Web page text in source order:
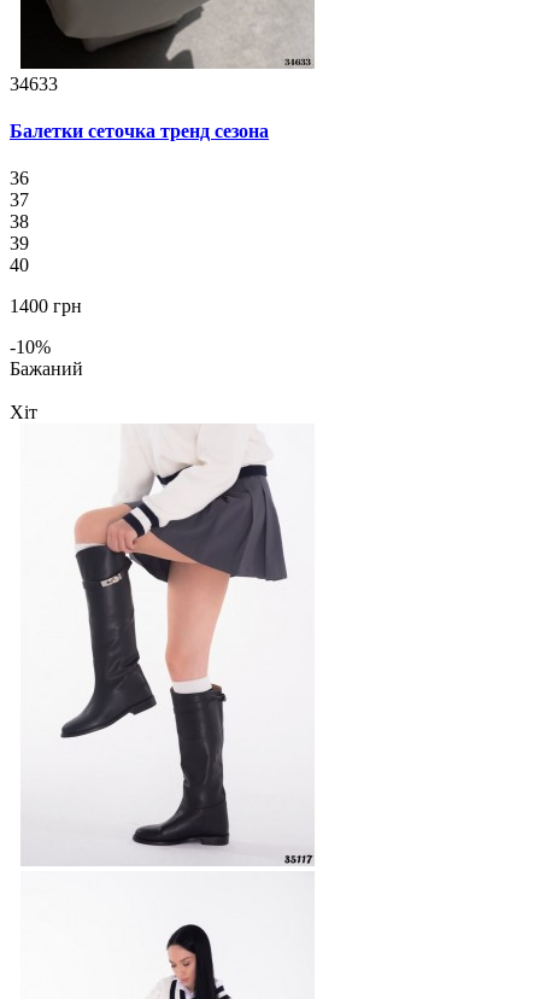
34633
Балетки сеточка тренд сезона
36
37
38
39
40
1400 грн
-10%
Бажаний
Хіт